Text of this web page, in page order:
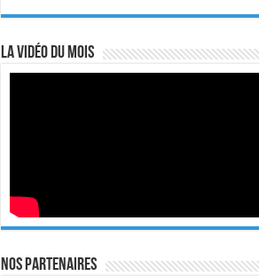
La vidéo du mois
Nos Partenaires